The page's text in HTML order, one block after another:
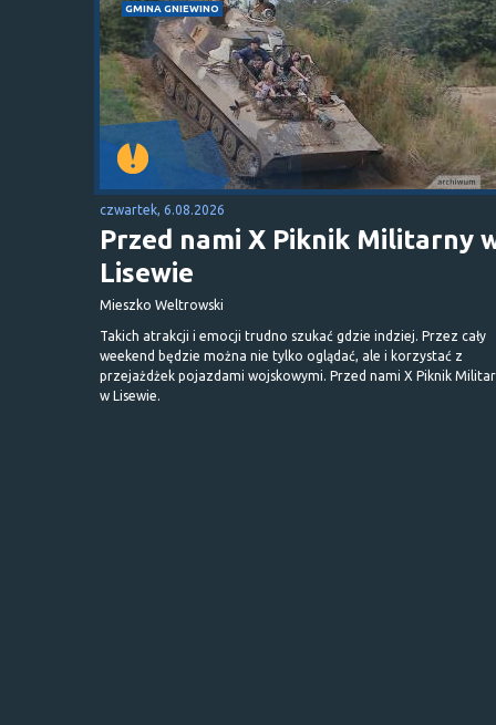
GMINA GNIEWINO
czwartek, 6.08.2026
Przed nami X Piknik Militarny
Lisewie
Mieszko Weltrowski
Takich atrakcji i emocji trudno szukać gdzie indziej. Przez cały
weekend będzie można nie tylko oglądać, ale i korzystać z
przejażdżek pojazdami wojskowymi. Przed nami X Piknik
w Lisewie.